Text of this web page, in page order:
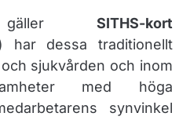
SITHS-kort
har dessa traditionellt
sjukvården och inom
med höga
synvinkel